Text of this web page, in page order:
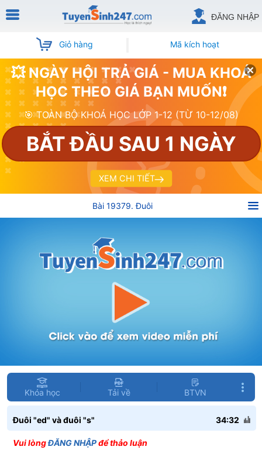
ĐĂNG NHẬP
Giỏ hàng Mã kích hoạt
💥 NGÀY HỘI TRẢ GIÁ - MUA KHOÁ
HỌC THEO GIÁ BẠN MUỐN❗
🎯 TOÀN BỘ KHOÁ HỌC LỚP 1-12 (TỪ 10-12/08)
BẮT ĐẦU SAU 1 NGÀY
XEM CHI TIẾT
Bài 19379. Đuôi
Khóa học Tải về BTVN
Đuôi "ed" và đuôi "s" 34:32
Vui lòngĐĂNG NHẬPđể thảo luận